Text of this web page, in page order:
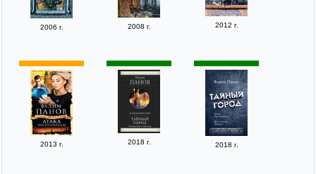
2006 г. 2008 г. 2012 г.
2013 г. 2018 г. 2018 г.